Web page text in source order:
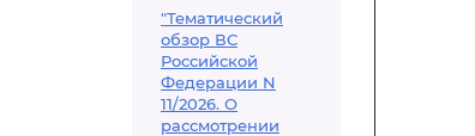
"Тематический
обзор ВС
Российской
Федерации N
11/2026. О
рассмотрении